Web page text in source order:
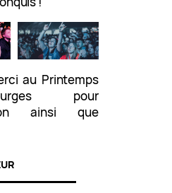
au Printemps
pour
ainsi que